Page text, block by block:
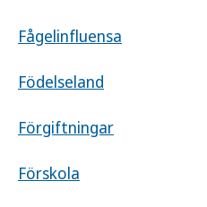
Fågelinfluensa
Födelseland
Förgiftningar
Förskola